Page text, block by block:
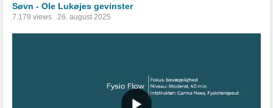
Søvn - Ole Lukøjes gevinster
7.179 views 26. august 2025